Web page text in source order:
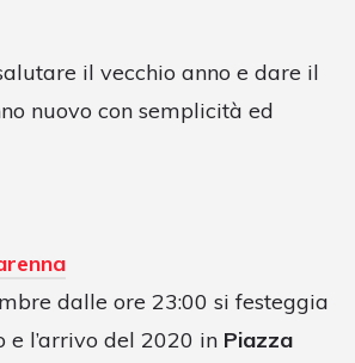
il vecchio anno e dare il
nuovo con semplicità ed
dalle ore 23:00 si festeggia
e l’arrivo del 2020 in Piazza